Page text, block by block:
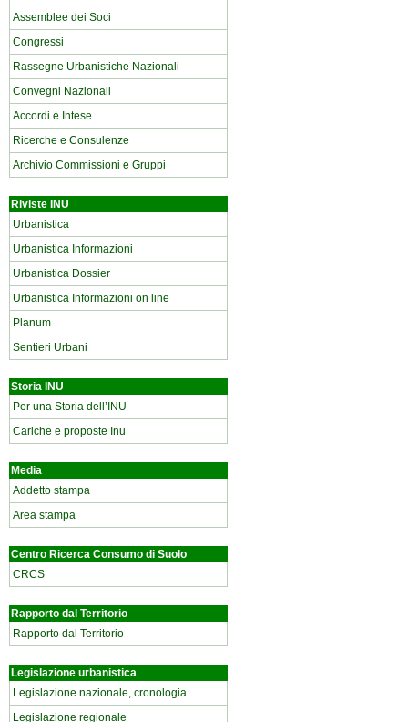
Assemblee dei Soci
Congressi
Rassegne Urbanistiche Nazionali
Convegni Nazionali
Accordi e Intese
Ricerche e Consulenze
Archivio Commissioni e Gruppi
Riviste INU
Urbanistica
Urbanistica Informazioni
Urbanistica Dossier
Urbanistica Informazioni on line
Planum
Sentieri Urbani
Storia INU
Per una Storia dell’INU
Cariche e proposte Inu
Media
Addetto stampa
Area stampa
Centro Ricerca Consumo di Suolo
CRCS
Rapporto dal Territorio
Rapporto dal Territorio
Legislazione urbanistica
Legislazione nazionale, cronologia
Legislazione regionale